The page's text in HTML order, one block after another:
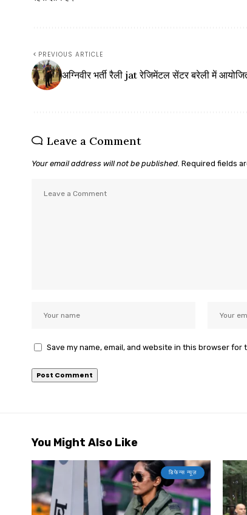
PREVIOUS ARTICLE
अग्निवीर भर्ती रैली jat रेजिमेंटल सेंटर बरेली में
Leave a Comment
Your email address will not be published. Required fields
Save my name, email, and website in this browser for
You Might Also Like
डिफेन्स न्यूज़